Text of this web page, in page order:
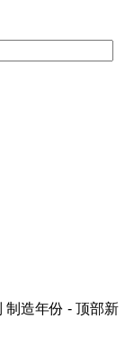
制造年份 - 顶部新